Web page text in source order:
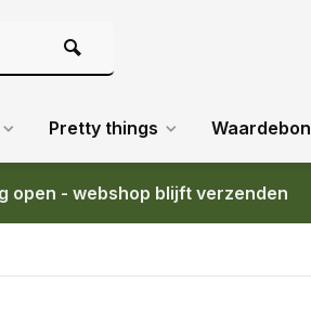
Pretty things Waardebon
open - webshop blijft verzenden